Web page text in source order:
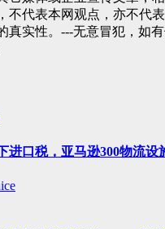
不代表本网观点，亦不代
真实性。---无意冒犯，如
进口税，亚马逊300物流设